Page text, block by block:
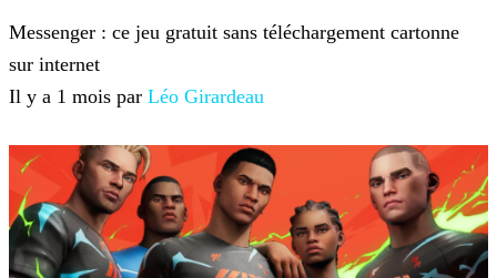
Messenger : ce jeu gratuit sans téléchargement cartonne
sur internet
Il y a 1 mois par Léo Girardeau